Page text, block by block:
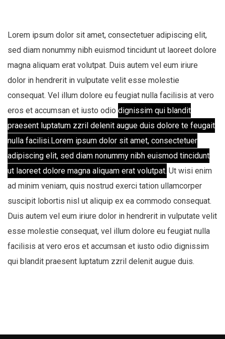
Lorem ipsum dolor sit amet, consectetuer adipiscing elit,
sed diam nonummy nibh euismod tincidunt ut laoreet dolore
magna aliquam erat volutpat. Duis autem vel eum iriure
dolor in hendrerit in vulputate velit esse molestie
consequat. Vel illum dolore eu feugiat nulla facilisis at vero
eros et accumsan et iusto odio dignissim qui blandit
praesent luptatum zzril delenit augue duis dolore te feugait
nulla facilisi.Lorem ipsum dolor sit amet, consectetuer
adipiscing elit, sed diam nonummy nibh euismod tincidunt
ut laoreet dolore magna aliquam erat volutpat. Ut wisi enim
ad minim veniam, quis nostrud exerci tation ullamcorper
suscipit lobortis nisl ut aliquip ex ea commodo consequat.
Duis autem vel eum iriure dolor in hendrerit in vulputate velit
esse molestie consequat, vel illum dolore eu feugiat nulla
facilisis at vero eros et accumsan et iusto odio dignissim
qui blandit praesent luptatum zzril delenit augue duis.